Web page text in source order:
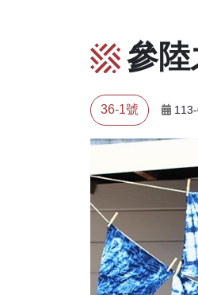
參陸
36-1號